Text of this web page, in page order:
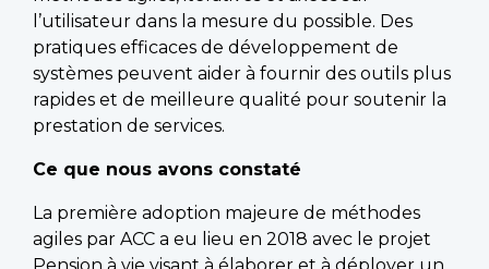
l’utilisateur dans la mesure du possible. Des
pratiques efficaces de développement de
systèmes peuvent aider à fournir des outils plus
rapides et de meilleure qualité pour soutenir la
prestation de services.
Ce que nous avons constaté
La première adoption majeure de méthodes
agiles par ACC a eu lieu en 2018 avec le projet